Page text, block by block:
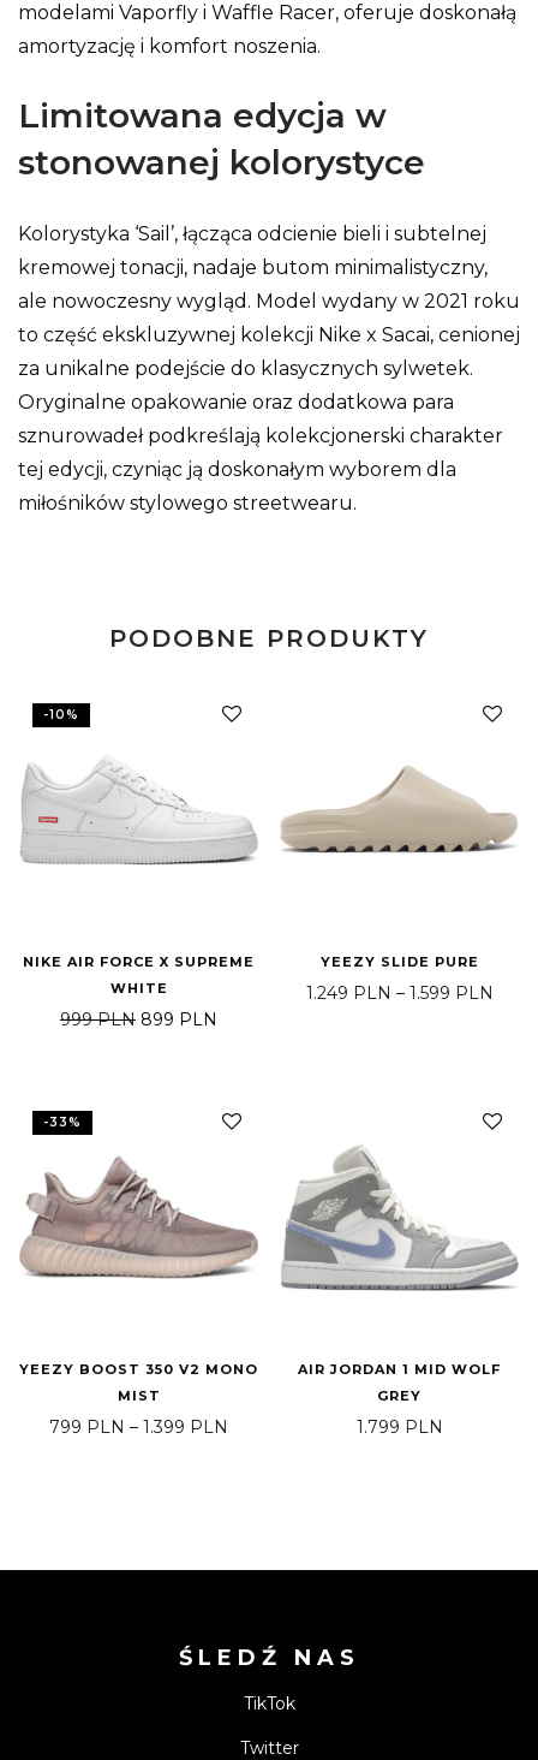
modelami Vaporfly i Waffle Racer, oferuje doskonałą
amortyzację i komfort noszenia.
Limitowana edycja w
stonowanej kolorystyce
Kolorystyka ‘Sail’, łącząca odcienie bieli i subtelnej
kremowej tonacji, nadaje butom minimalistyczny,
ale nowoczesny wygląd. Model wydany w 2021 roku
to część ekskluzywnej kolekcji Nike x Sacai, cenionej
za unikalne podejście do klasycznych sylwetek.
Oryginalne opakowanie oraz dodatkowa para
sznurowadeł podkreślają kolekcjonerski charakter
tej edycji, czyniąc ją doskonałym wyborem dla
miłośników stylowego streetwearu.
PODOBNE PRODUKTY
-10%
NIKE AIR FORCE X SUPREME
WHITE
999PLN Pierwotna cena wynosiła: 999 PLN.
899 PLN
YEEZY SLIDE PURE
1.249 PLN – 1.599 PLN
-33%
YEEZY BOOST 350 V2 MONO
MIST
799 PLN – 1.399 PLN Zakres cen: od 799 PLN do 1.399
AIR JORDAN 1 MID WOLF
GREY
1.799 PLN
ŚLEDŹ NAS
TikTok
Twitter